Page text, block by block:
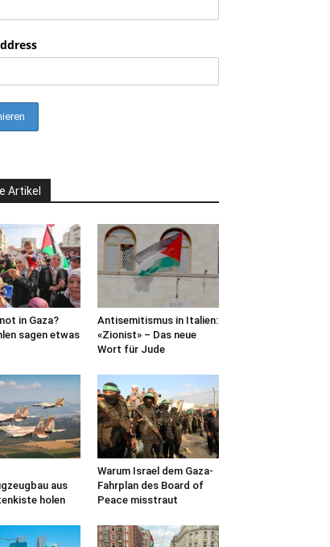
Artikel
in Gaza?
sagen etwas
Antisemitismus in Italien:
«Zionist» – Das neue
Wort für Jude
aus
holen
Warum Israel dem Gaza-
Fahrplan des Board of
Peace misstraut